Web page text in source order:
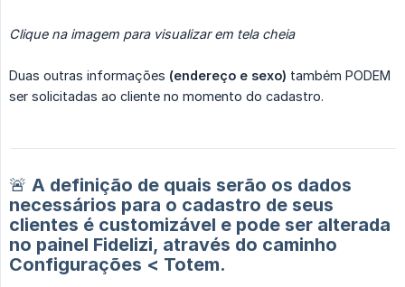
Clique na imagem para visualizar em tela cheia
Duas outras informações (endereço e sexo) também PODEM
ser solicitadas ao cliente no momento do cadastro.
🚨 A definição de quais serão os dados
necessários para o cadastro de seus
clientes é customizável e pode ser alterada
no painel Fidelizi, através do caminho
Configurações < Totem.